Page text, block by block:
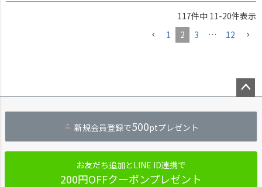
117件中 11-20件表示
1
2 3 … 12
ジト
へ
新規会員登録で500ptプレゼント
お友だち追加とLINE ID連携で
200円OFFクーポンプレゼント